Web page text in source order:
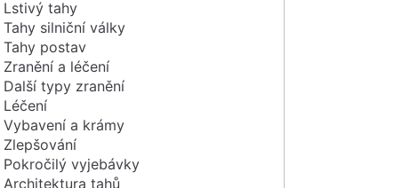
Lstivý tahy
Tahy silniční války
Tahy postav
Zranění a léčení
Další typy zranění
Léčení
Vybavení a krámy
Zlepšování
Pokročilý vyjebávky
Architektura tahů